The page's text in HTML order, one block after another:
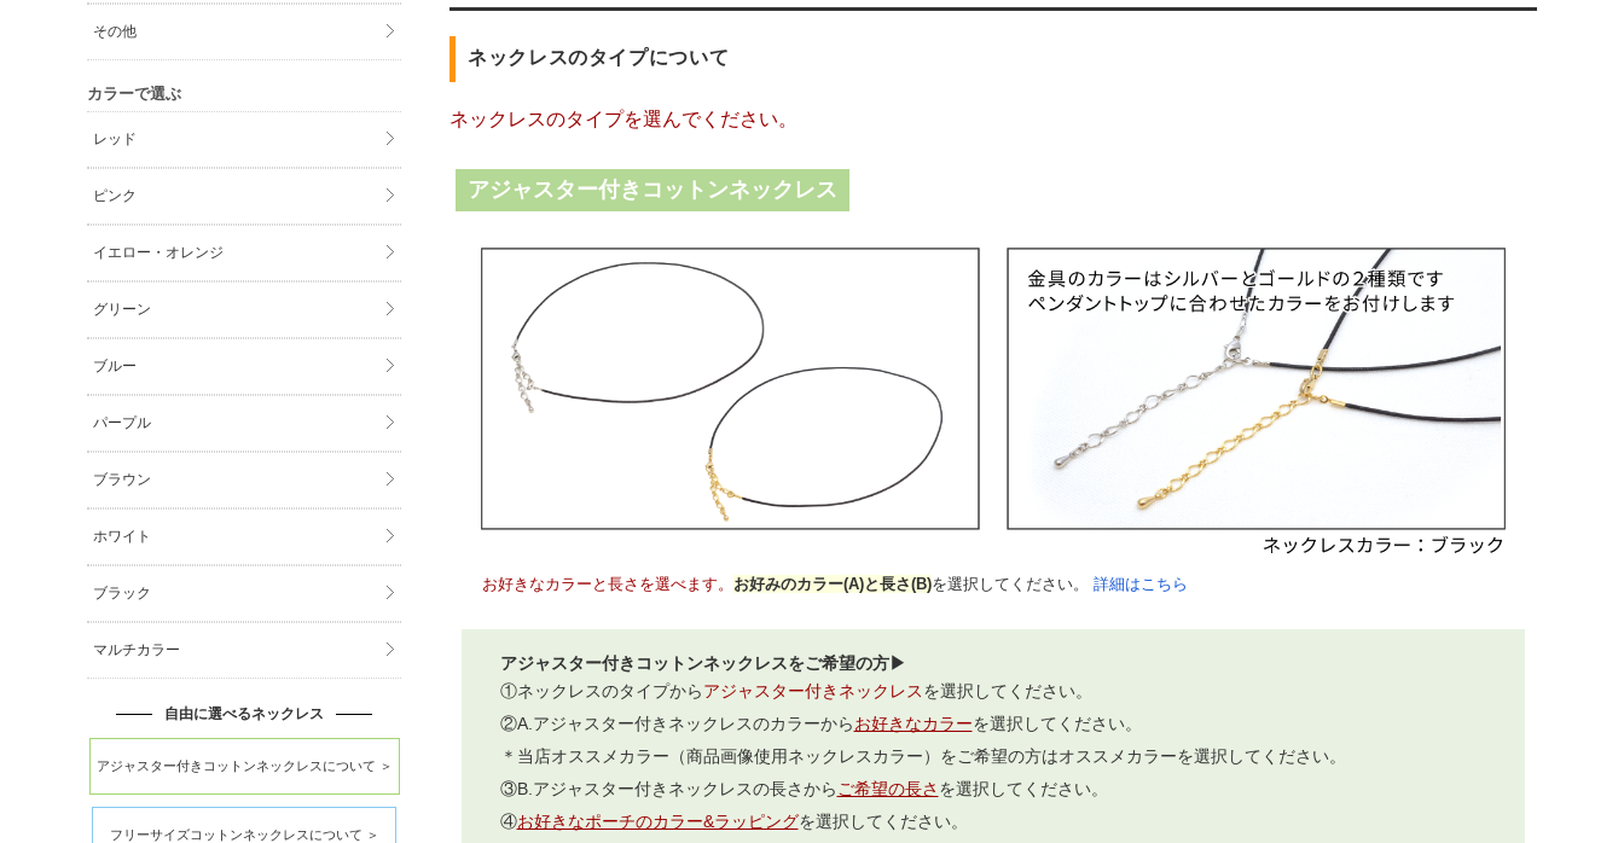
ネックレスのタイプについて
ネックレスのタイプを選んでください。
アジャスター付きコットンネックレス
お好きなカラーと長さを選べます。 お好みのカラー(A)と長さ(B)を選択してください。 詳細はこちら
アジャスター付きコットンネックレスをご希望の方▶
①ネックレスのタイプから アジャスター付きネックレス を選択してください。
②A.アジャスター付きネックレスのカラーから お好きなカラーを選択してください。
＊当店オススメカラー（商品画像使用ネックレスカラー）をご希望の方はオススメカラーを選択してください。
③B.アジャスター付きネックレスの長さから ご希望の長さ を選択してください。
④お好きなポーチのカラー&ラッピングを選択してください。
その他
カラーで選ぶ
レッド
ピンク
イエロー・オレンジ
グリーン
ブルー
パープル
ブラウン
ホワイト
ブラック
マルチカラー
自由に選べるネックレス
アジャスター付きコットンネックレスについて ＞
フリーサイズコットンネックレスについて ＞